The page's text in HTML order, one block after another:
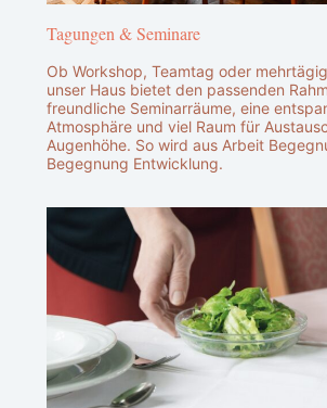
Tagungen & Seminare
Ob Workshop, Teamtag oder
unser Haus bietet den passenden
freundliche Seminarräume, eine
Atmosphäre und viel Raum für
Augenhöhe. So wird aus Arbeit
Begegnung Entwicklung.